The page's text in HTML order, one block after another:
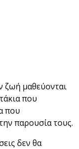
ζωή μαθεύονται
που
που
παρουσία τους.
δεν θα